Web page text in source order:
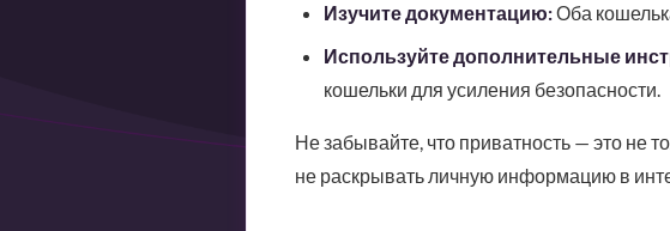
Изучите документацию:Оба
Используйте дополнительные
кошельки для усиления безопасности.
Не забывайте, что приватность — это не
не раскрывать личную информацию в